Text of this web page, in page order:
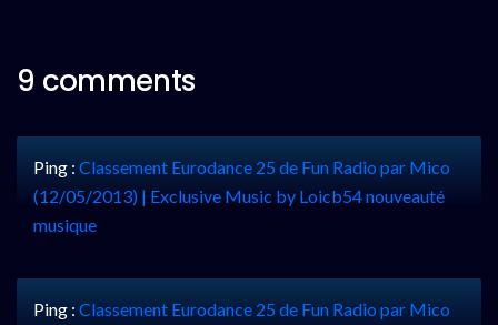
9 comments
Ping : Classement Eurodance 25 de Fun Radio par Mico
(12/05/2013) | Exclusive Music by Loicb54 nouveauté
musique
Ping : Classement Eurodance 25 de Fun Radio par Mico